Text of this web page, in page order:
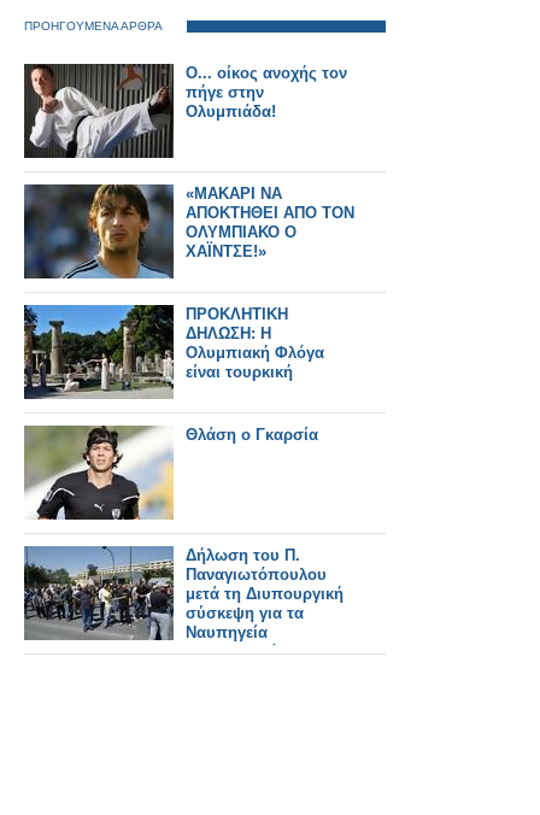
ΠΡΟΗΓΟΥΜΕΝΑ ΑΡΘΡΑ
O... οίκος ανοχής τον
πήγε στην
Ολυμπιάδα!
«ΜΑΚΑΡΙ ΝΑ
ΑΠΟΚΤΗΘΕΙ ΑΠΟ ΤΟΝ
ΟΛΥΜΠΙΑΚΟ Ο
ΧΑΪΝΤΣΕ!»
ΠΡΟΚΛΗΤΙΚΗ
ΔΗΛΩΣΗ: Η
Ολυμπιακή Φλόγα
είναι τουρκική
Θλάση ο Γκαρσία
Δήλωση του Π.
Παναγιωτόπουλου
μετά τη Διυπουργική
σύσκεψη για τα
Ναυπηγεία
Σκαραμαγκά